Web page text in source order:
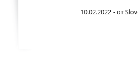
10.02.2022 - от